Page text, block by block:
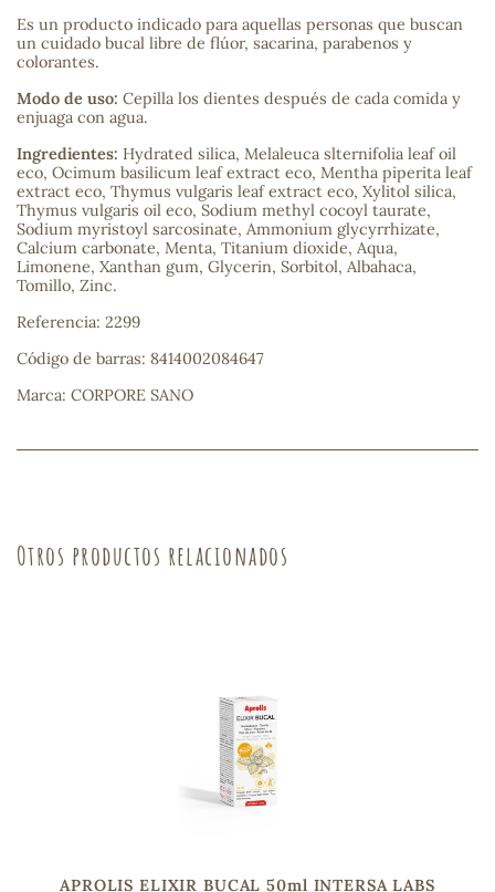
Es un producto indicado para aquellas personas que buscan
un cuidado bucal libre de flúor, sacarina, parabenos y
colorantes.
Modo de uso: Cepilla los dientes después de cada comida y
enjuaga con agua.
Ingredientes: Hydrated silica, Melaleuca slternifolia leaf oil
eco, Ocimum basilicum leaf extract eco, Mentha piperita leaf
extract eco, Thymus vulgaris leaf extract eco, Xylitol silica,
Thymus vulgaris oil eco, Sodium methyl cocoyl taurate,
Sodium myristoyl sarcosinate, Ammonium glycyrrhizate,
Calcium carbonate, Menta, Titanium dioxide, Aqua,
Limonene, Xanthan gum, Glycerin, Sorbitol, Albahaca,
Tomillo, Zinc.
Referencia: 2299
Código de barras: 8414002084647
Marca: CORPORE SANO
Otros productos relacionados
APROLIS ELIXIR BUCAL 50ml INTERSA LABS